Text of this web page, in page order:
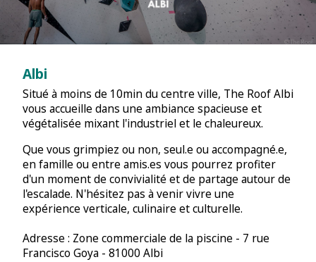
Albi
Situé à moins de 10min du centre ville, The Roof Albi
vous accueille dans une ambiance spacieuse et
végétalisée mixant l'industriel et le chaleureux.
Que vous grimpiez ou non, seul.e ou accompagné.e,
en famille ou entre amis.es vous pourrez profiter
d'un moment de convivialité et de partage autour de
l'escalade. N'hésitez pas à venir vivre une
expérience verticale, culinaire et culturelle.
Adresse : Zone commerciale de la piscine - 7 rue
Francisco Goya - 81000 Albi